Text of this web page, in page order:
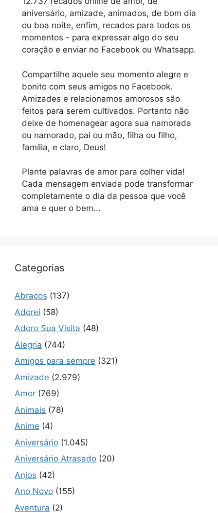
aniversário, amizade, animados, de bom dia
ou boa noite, enfim, recados para todos os
momentos - para expressar algo do seu
coração e enviar no Facebook ou Whatsapp.
Compartilhe aquele seu momento alegre e
bonito com seus amigos no Facebook.
Amizades e relacionamos amorosos são
feitos para serem cultivados. Portanto não
deixe de homenagear agora sua namorada
ou namorado, pai ou mão, filha ou filho,
família, e claro, Deus!
Plante palavras de amor para colher vida!
Cada mensagem enviada pode transformar
completamente o dia da pessoa que você
ama e quer o bem...
Categorias
Abraços (137)
Adorei (58)
Adoro Sua Visita (48)
Alegria (744)
Amigos para sempre (321)
Amizade (2.979)
Amor (769)
Animais (78)
Anime (4)
Aniversário (1.045)
Aniversário Atrasado (20)
Anjos (42)
Ano Novo (155)
Aventura (2)